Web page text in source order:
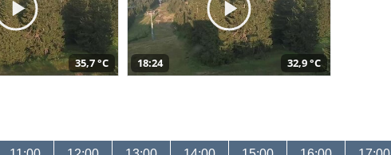
35,7 °C 18:24 32,9 °C